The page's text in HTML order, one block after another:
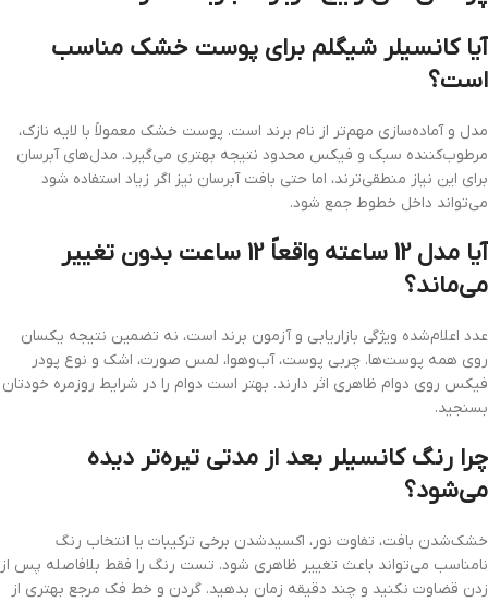
آیا کانسیلر شیگلم برای پوست خشک مناسب
است؟
مدل و آماده‌سازی مهم‌تر از نام برند است. پوست خشک معمولاً با لایه نازک،
مرطوب‌کننده سبک و فیکس محدود نتیجه بهتری می‌گیرد. مدل‌های آبرسان
برای این نیاز منطقی‌ترند، اما حتی بافت آبرسان نیز اگر زیاد استفاده شود
می‌تواند داخل خطوط جمع شود.
آیا مدل 12 ساعته واقعاً 12 ساعت بدون تغییر
می‌ماند؟
عدد اعلام‌شده ویژگی بازاریابی و آزمون برند است، نه تضمین نتیجه یکسان
روی همه پوست‌ها. چربی پوست، آب‌وهوا، لمس صورت، اشک و نوع پودر
فیکس روی دوام ظاهری اثر دارند. بهتر است دوام را در شرایط روزمره خودتان
بسنجید.
چرا رنگ کانسیلر بعد از مدتی تیره‌تر دیده
می‌شود؟
خشک‌شدن بافت، تفاوت نور، اکسیدشدن برخی ترکیبات یا انتخاب رنگ
نامناسب می‌تواند باعث تغییر ظاهری شود. تست رنگ را فقط بلافاصله پس از
زدن قضاوت نکنید و چند دقیقه زمان بدهید. گردن و خط فک مرجع بهتری از